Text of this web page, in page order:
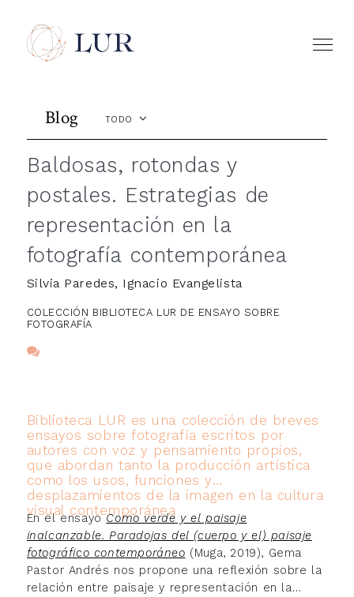
Blog TODO
Baldosas, rotondas y
postales. Estrategias de
representación en la
fotografía contemporánea
Silvia Paredes, Ignacio Evangelista
COLECCIÓN BIBLIOTECA LUR DE ENSAYO SOBRE
FOTOGRAFÍA
Biblioteca LUR es una colección de breves
ensayos sobre fotografía escritos por
autores con voz y pensamiento propios,
que abordan tanto la producción artística
como los usos, funciones y
desplazamientos de la imagen en la cultura
visual contemporánea
En el ensayoComo verde y el paisaje
inalcanzable. Paradojas del (cuerpo y el) paisaje
fotográfico contemporáneo (Muga, 2019), Gema
Pastor Andrés nos propone una reflexión sobre la
relación entre paisaje y representación en la